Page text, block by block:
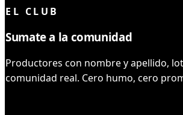
EL CLUB
Sumate a la comunidad
Productores con nombre y apellido,
comunidad real. Cero humo, cero